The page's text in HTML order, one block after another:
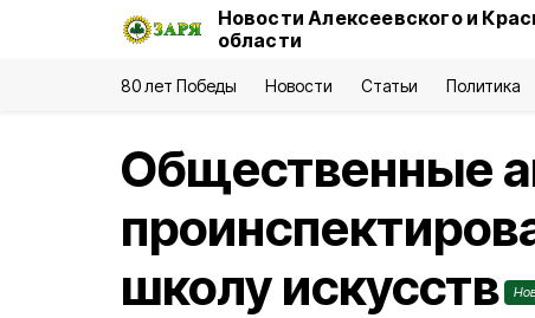
Новости Алексеевского и
области
80 лет Победы Новости Статьи Политика
Общественные
школу искусств